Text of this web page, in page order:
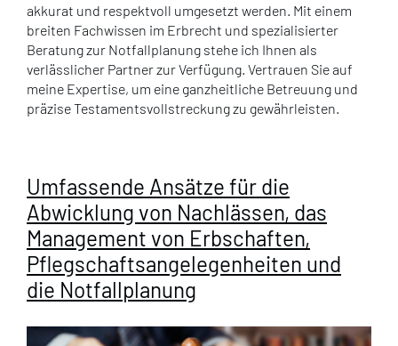
akkurat und respektvoll umgesetzt werden. Mit einem
breiten Fachwissen im Erbrecht und spezialisierter
Beratung zur Notfallplanung stehe ich Ihnen als
verlässlicher Partner zur Verfügung. Vertrauen Sie auf
meine Expertise, um eine ganzheitliche Betreuung und
präzise Testamentsvollstreckung zu gewährleisten.
Umfassende Ansätze für die
Abwicklung von Nachlässen, das
Management von Erbschaften,
Pflegschaftsangelegenheiten und
die Notfallplanung